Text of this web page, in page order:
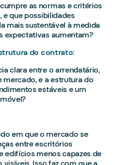
as normas e critérios
e que possibilidades
mais sustentável à medida
expectativas aumentam?
do contrato:
clara entre o arrendatário,
e a estrutura do
estáveis e um
em que o mercado se
entre escritórios
edifícios menos capazes de